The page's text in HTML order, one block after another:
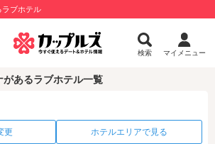
ラブホテル
検索 マイメニュー
あるラブホテル一覧
更 ホテルエリアで見る